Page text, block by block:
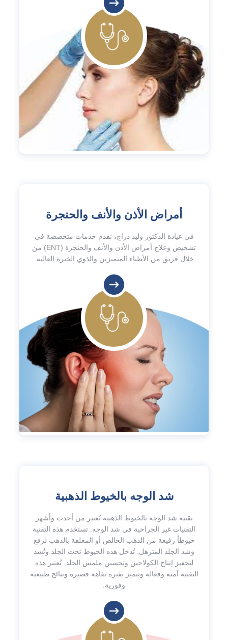
أمراض الأذن والأنف والحنجرة
في عيادة الدكتور وليد دراج، نقدم خدمات متخصصة في
تشخيص وعلاج أمراض الأذن والأنف والحنجرة (ENT) من
خلال فريق من الأطباء المتميزين والذوي الخبرة العالية.
شد الوجه بالخيوط الذهبية
تقنية شد الوجه بالخيوط الذهبية تُعتبر من أحدث وأشهر
التقنيات غير الجراحية في شد الوجه. تستخدم هذه التقنية
خيوطاً رفيعة من الذهب الخالص أو المغلفة بالذهب لرفع
وشد الجلد المترهل. تُدخل هذه الخيوط تحت الجلد وتُشد
لتحفيز إنتاج الكولاجين وتحسين ملمس الجلد. تُعتبر هذه
التقنية آمنة وفعالة وتتميز بفترة نقاهة قصيرة ونتائج طبيعية
وفورية.